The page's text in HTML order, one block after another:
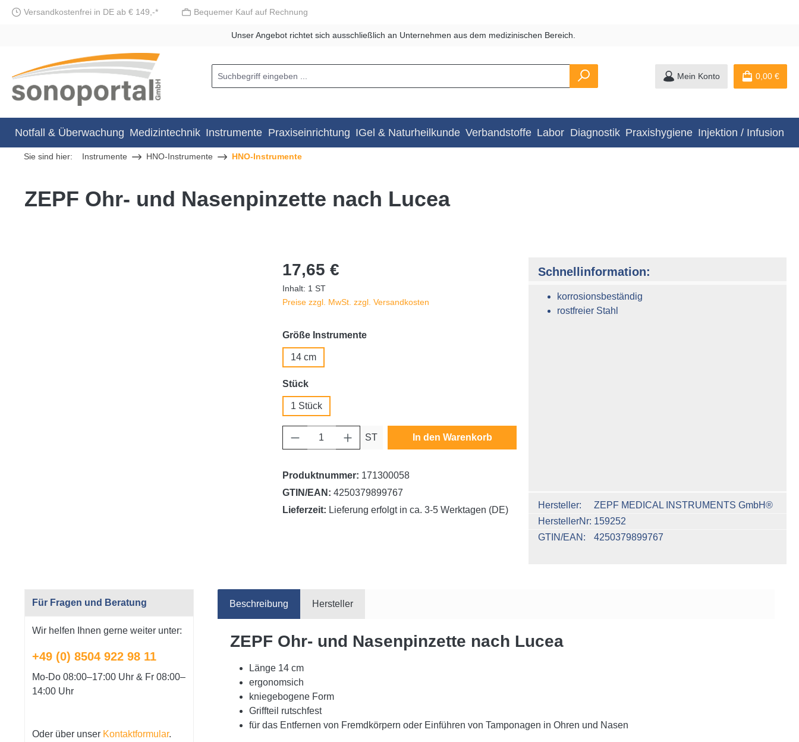
Zur Hauptnavigation springen
Versandkostenfrei in DE ab € 149,-* Bequemer Kauf auf Rechnung
Unser Angebot richtet sich ausschließlich an Unternehmen aus dem medizinischen Bereich.
Mein Konto 0,00 €
Notfall & Überwachung Medizintechnik Instrumente Praxiseinrichtung IGel & Naturheilkunde Verbandstoffe Labor Diagnostik Praxishygiene Injektion / Infusion
Sie sind hier: Instrumente HNO-Instrumente HNO-Instrumente
ZEPF Ohr- und Nasenpinzette nach Lucea
17,65 €
Inhalt: 1 ST
Preise zzgl. MwSt. zzgl. Versandkosten
Größe Instrumenteauswählen
14 cm
Stückauswählen
1 Stück
ST In den Warenkorb
Produktnummer: 171300058
GTIN/EAN: 4250379899767
Lieferzeit: Lieferung erfolgt in ca. 3-5 Werktagen (DE)
Schnellinformation:
korrosionsbeständig
rostfreier Stahl
Hersteller
ZEPF MEDICAL INSTRUMENTS GmbH®
HerstellerNr 159252
GTIN/EAN
4250379899767
Für Fragen und Beratung
Wir helfen Ihnen gerne weiter unter:
+49 (0) 8504 922 98 11
Mo-Do 08:00–17:00 Uhr & Fr 08:00–
14:00 Uhr
Oder über unser Kontaktformular.
Beschreibung Hersteller
ZEPF Ohr- und Nasenpinzette nach Lucea
Länge 14 cm
ergonomsich
kniegebogene Form
Griffteil rutschfest
für das Entfernen von Fremdkörpern oder Einführen von Tamponagen in Ohren und Nasen